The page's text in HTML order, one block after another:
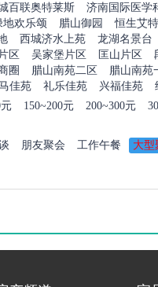
百联奥特莱斯 济南国际医学
地欢乐颂 腊山御园 恒生艾
西城济水上苑 龙湖名景台
区 吴家堡片区 匡山片区
圈 腊山南苑二区 腊山南苑
佳苑 礼乐佳苑 兴福佳苑
150~200元 200~300元
朋友聚会 工作午餐
大型